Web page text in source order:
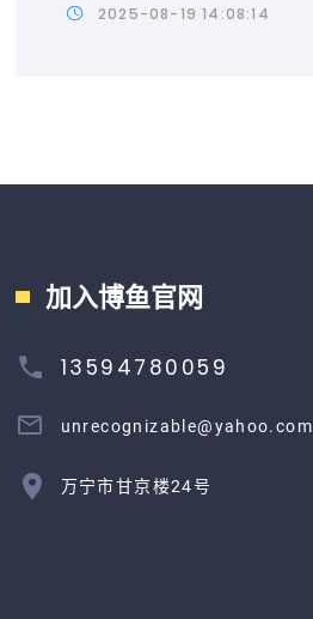
2025-08-19 14:08:14
加入博鱼官网
13594780059
unrecognizable@yahoo.com
万宁市甘京楼24号